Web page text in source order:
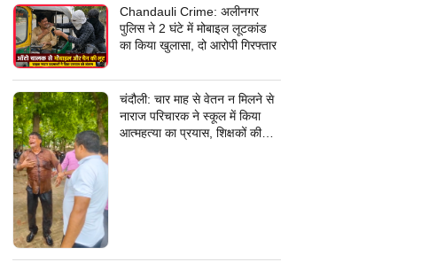
Chandauli Crime: अलीनगर
पुलिस ने 2 घंटे में मोबाइल लूटकांड
का किया खुलासा, दो आरोपी गिरफ्तार
चंदौली: चार माह से वेतन न मिलने से
नाराज परिचारक ने स्कूल में किया
आत्महत्या का प्रयास, शिक्षकों की